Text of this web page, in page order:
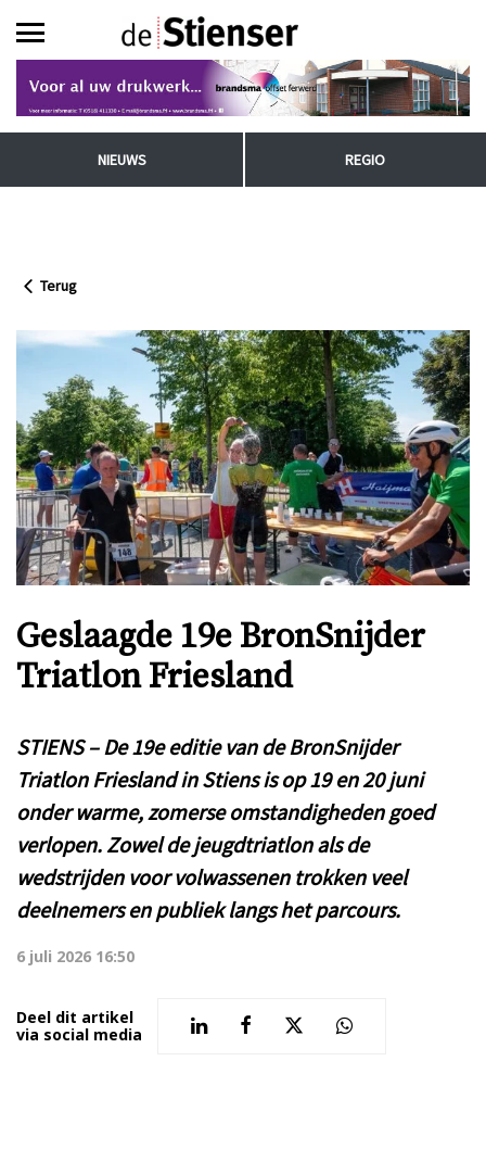
NIEUWS REGIO
Terug
Geslaagde 19e BronSnijder
Triatlon Friesland
STIENS – De 19e editie van de BronSnijder
Triatlon Friesland in Stiens is op 19 en 20 juni
onder warme, zomerse omstandigheden goed
verlopen. Zowel de jeugdtriatlon als de
wedstrijden voor volwassenen trokken veel
deelnemers en publiek langs het parcours.
6 juli 2026 16:50
Deel dit artikel
via social media